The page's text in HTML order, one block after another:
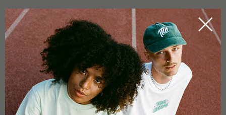
PLUS D'INFO
1 1/4 slim